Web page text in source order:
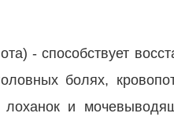
- способствует
болях,
и